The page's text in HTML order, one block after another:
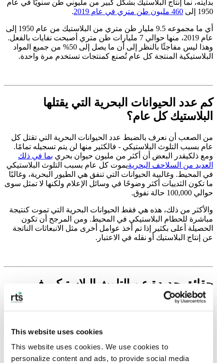
This website uses cookies
This website uses cookies. We use cookies to
personalize content and ads, to provide social media
بدايته، نما إنتاج البلاستيك بشكل كبير من مليوني طن سنويًا في عام
1950 إلى
460 مليون طن متري في عام 2019 .
أي ما مجموعه 9.5 مليار طن متري من البلاستيك من عام 1950 إلى
عام 2019، منها حوالي 7 مليارات طن متري أصبحت نفايات بالفعل.
وهذا ليس مفاجئًا بالنظر إلى أن ما يصل إلى 50% من جميع المواد
البلاستيكية المنتجة كل عام تُصنع كمنتجات تستخدم مرة واحدة.
كم عدد الحيوانات البحرية التي يقتلها
البلاستيك كل عام؟
من الصعب أن نعرف بالضبط عدد الحيوانات البحرية التي تقتل كل
عام بسبب التلوث البلاستيكي - فالكثير منها لن يتم تسجيله تمامًا.
ومع ذلكيقدر البعض أن أكثر من مليون حيوان بحري بما في ذلك
العديد من السلاحف البحريةيموت كل عام بسبب التلوث البلاستيكي
في المحيط. وغالبية الحيوانات التي تنفق هي الطيور البحرية، وغالبًا
ما تكون الثدييات أكثر وضوحًا في وسائل الإعلام ولكنها لا تمثل سوى
حوالي 100,000 حالة نفوق.
والأكثر من ذلك، هذه هي فقط الحيوانات البحرية التي تموت كنتيجة
مباشرة للحطام البلاستيكي في المحيط. ومن المرجح أن تكون
الحصيلة أعلى بكثير إذا تم أخذ عوامل أخرى مثل الانبعاثات الناتجة
عن إنتاج البلاستيك أو نقله في الاعتبار.
حقائق جديدة عن التلوث البلاستيكي في
المحيط
طويلة، ولكنها مشكلة تتغير باستمرار. فيما يلي بعض أحدث الحقائق
حول تلوث المحيطات بالبلاستيك لإطلاعك على آخر المستجدات.